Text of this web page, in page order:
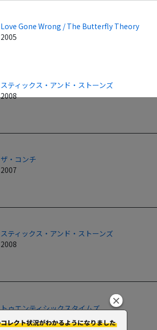
Love Gone Wrong / The Butterfly Theory
2005
スティックス・アンド・ストーンズ
2008
ザ・コンチ
2007
スティックス・アンド・ストーンズ
2008
トゥエンティシックスタイムズ
2009